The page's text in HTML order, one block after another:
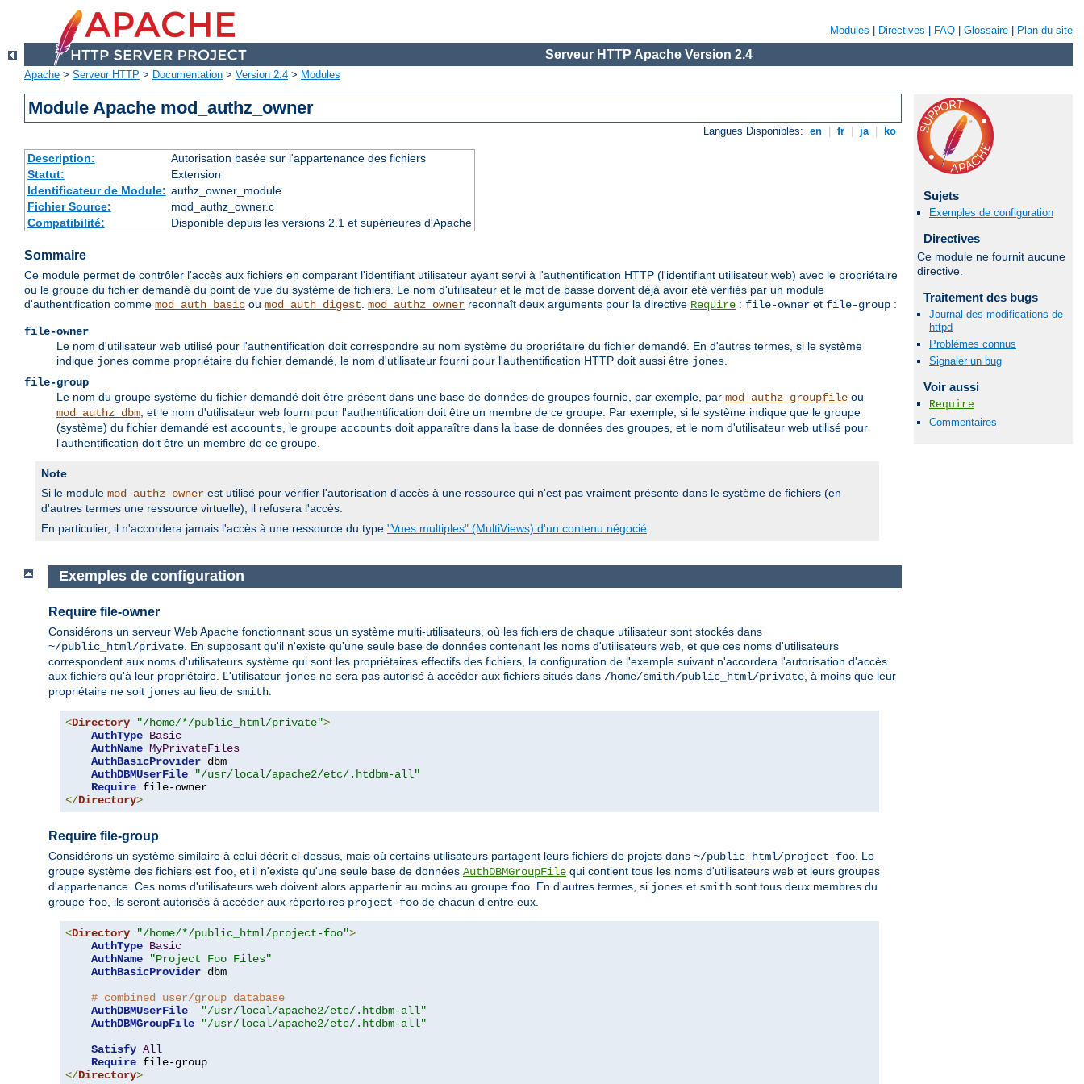
Modules Directives FAQ Glossaire Plan du site
Serveur HTTP Apache Version 2.4
Apache > Serveur HTTP > Documentation > Version 2.4 > Modules
Module Apache mod_authz_owner
Langues Disponibles: en fr ja ko
Description:
Autorisation basée sur l'appartenance des fichiers
Statut:
Extension
Identificateur de Module: authz_owner_module
Fichier Source:
mod_authz_owner.c
Compatibilité:
Disponible depuis les versions 2.1 et supérieures d'Apache
Sommaire
Ce module permet de contrôler l'accès aux fichiers en comparant l'identifiant utilisateur ayant servi à l'authentification HTTP (l'identifiant utilisateur web) avec le propriétaire
ou le groupe du fichier demandé du point de vue du système de fichiers. Le nom d'utilisateur et le mot de passe doivent déjà avoir été vérifiés par un module
d'authentification comme mod_auth_basic ou mod_auth_digest. mod_authz_owner reconnaît deux arguments pour la directive Require : file-owner et file-group :
file-owner
Le nom d'utilisateur web utilisé pour l'authentification doit correspondre au nom système du propriétaire du fichier demandé. En d'autres termes, si le système
indique jones comme propriétaire du fichier demandé, le nom d'utilisateur fourni pour l'authentification HTTP doit aussi être jones.
file-group
Le nom du groupe système du fichier demandé doit être présent dans une base de données de groupes fournie, par exemple, par mod_authz_groupfile ou
mod_authz_dbm, et le nom d'utilisateur web fourni pour l'authentification doit être un membre de ce groupe. Par exemple, si le système indique que le groupe
(système) du fichier demandé est accounts, le groupe accounts doit apparaître dans la base de données des groupes, et le nom d'utilisateur web utilisé pour
l'authentification doit être un membre de ce groupe.
Note
Si le module mod_authz_owner est utilisé pour vérifier l'autorisation d'accès à une ressource qui n'est pas vraiment présente dans le système de fichiers (en
d'autres termes une ressource virtuelle), il refusera l'accès.
En particulier, il n'accordera jamais l'accès à une ressource du type "Vues multiples" (MultiViews) d'un contenu négocié.
Sujets
Exemples de configuration
Directives
Ce module ne fournit aucune
directive.
Traitement des bugs
Journal des modifications de
httpd
Problèmes connus
Signaler un bug
Voir aussi
Require
Commentaires
Exemples de configuration
Require file-owner
Considérons un serveur Web Apache fonctionnant sous un système multi-utilisateurs, où les fichiers de chaque utilisateur sont stockés dans
~/public_html/private . En supposant qu'il n'existe qu'une seule base de données contenant les noms d'utilisateurs web, et que ces noms d'utilisateurs
correspondent aux noms d'utilisateurs système qui sont les propriétaires effectifs des fichiers, la configuration de l'exemple suivant n'accordera l'autorisation d'accès
aux fichiers qu'à leur propriétaire. L'utilisateur jones ne sera pas autorisé à accéder aux fichiers situés dans /home/smith/public_html/private , à moins que leur
propriétaire ne soit jones au lieu de smith
<Directory "/home/*/public_html/private">
AuthType Basic
AuthName MyPrivateFiles
AuthBasicProvider dbm
AuthDBMUserFile
"/usr/local/apache2/etc/.htdbm-all"
Require
</Directory>
Require file-group
Considérons un système similaire à celui décrit ci-dessus, mais où certains utilisateurs partagent leurs fichiers de projets dans ~/public_html/project-foo. Le
groupe système des fichiers est foo, et il n'existe qu'une seule base de données AuthDBMGroupFile qui contient tous les noms d'utilisateurs web et leurs groupes
d'appartenance. Ces noms d'utilisateurs web doivent alors appartenir au moins au groupe foo. En d'autres termes, si jones et smith sont tous deux membres du
groupe foo, ils seront autorisés à accéder aux répertoires project-foo de chacun d'entre eux.
<Directory "/home/*/public_html/project-foo">
AuthType Basic
AuthName
"Project Foo Files"
AuthBasicProvider dbm
# combined user/group database
AuthDBMUserFile
"/usr/local/apache2/etc/.htdbm-all"
AuthDBMGroupFile
"/usr/local/apache2/etc/.htdbm-all"
Satisfy All
Require
</Directory>